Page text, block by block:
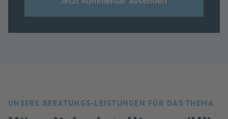
UNSERE BERATUNGS-LEISTUNGEN FÜR DAS THEMA